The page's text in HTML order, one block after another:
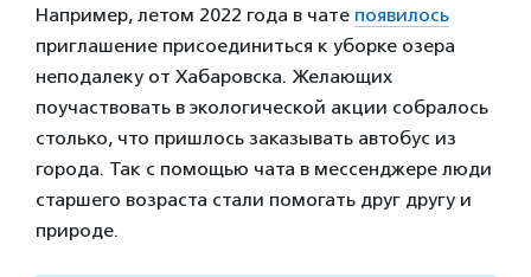
Например, летом 2022 года в чате появилось
приглашение присоединиться к уборке озера
неподалеку от Хабаровска. Желающих
поучаствовать в экологической акции собралось
столько, что пришлось заказывать автобус из
города. Так с помощью чата в мессенджере люди
старшего возраста стали помогать друг другу и
природе.